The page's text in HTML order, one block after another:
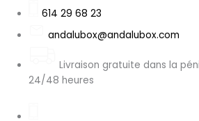
contenu
614 29 68 23
andalubox@andalubox.com
Livraison gratuite dans la
24/48 heures
quantité
Fanta
Sucre
Goût
quantité
Mirinda
quantité
Pepsi
Sugar
Cherry
quantité
Fanta
Fruti
Imports
quantité
Fanta
(importé),
330ml